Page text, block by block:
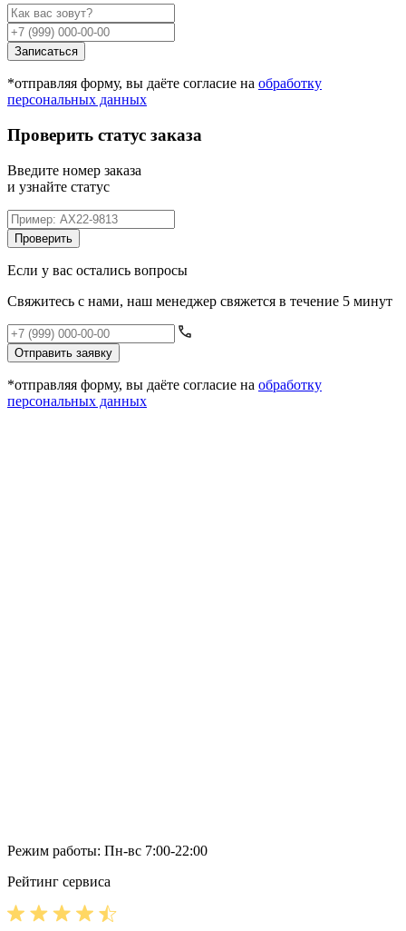
Записаться
*отправляя форму, вы даёте согласие на обработку
персональных данных
Проверить статус заказа
Введите номер заказа
и узнайте статус
Проверить
Если у вас остались вопросы
Свяжитесь с нами, наш менеджер свяжется в течение 5 минут
Отправить заявку
*отправляя форму, вы даёте согласие на обработку
персональных данных
Режим работы: Пн-вс 7:00-22:00
Рейтинг сервиса